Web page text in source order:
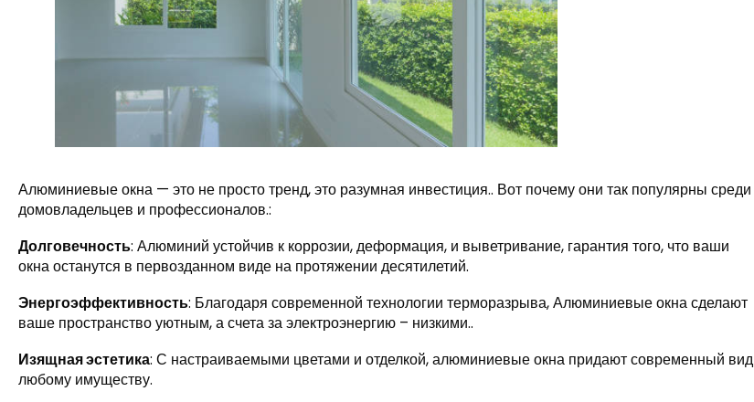
Алюминиевые окна — это не просто тренд, это разумная инвестиция.. Вот почему они так популярны среди
домовладельцев и профессионалов.:
Долговечность: Алюминий устойчив к коррозии, деформация, и выветривание, гарантия того, что ваши
окна останутся в первозданном виде на протяжении десятилетий.
Энергоэффективность: Благодаря современной технологии терморазрыва, Алюминиевые окна сделают
ваше пространство уютным, а счета за электроэнергию – низкими..
Изящная эстетика: С настраиваемыми цветами и отделкой, алюминиевые окна придают современный вид
любому имуществу.